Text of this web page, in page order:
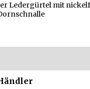
Ledergürtel mit